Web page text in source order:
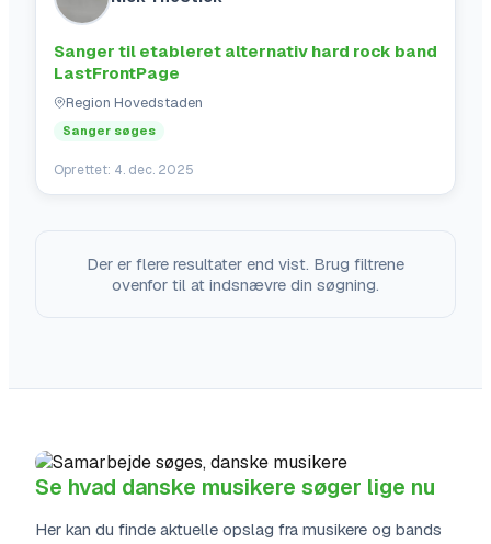
Sanger til etableret alternativ hard rock band
LastFrontPage
Region Hovedstaden
Sanger søges
Oprettet: 4. dec. 2025
Der er flere resultater end vist. Brug filtrene
ovenfor til at indsnævre din søgning.
Se hvad danske musikere søger lige nu
Her kan du finde aktuelle opslag fra musikere og bands